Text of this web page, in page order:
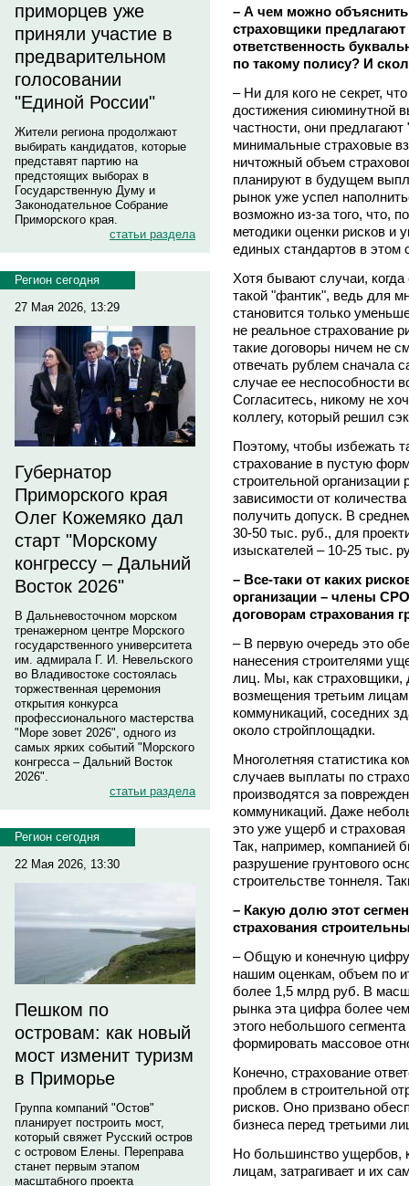
приморцев уже
приняли участие в
предварительном
голосовании
"Единой России"
Жители региона продолжают
выбирать кандидатов, которые
представят партию на
предстоящих выборах в
Государственную Думу и
Законодательное Собрание
Приморского края.
статьи раздела
Регион сегодня
27 Мая 2026, 13:29
Губернатор
Приморского края
Олег Кожемяко дал
старт "Морскому
конгрессу – Дальний
Восток 2026"
В Дальневосточном морском
тренажерном центре Морского
государственного университета
им. адмирала Г. И. Невельского
во Владивостоке состоялась
торжественная церемония
открытия конкурса
профессионального мастерства
"Море зовет 2026", одного из
самых ярких событий "Морского
конгресса – Дальний Восток
2026".
статьи раздела
Регион сегодня
22 Мая 2026, 13:30
Пешком по
островам: как новый
мост изменит туризм
в Приморье
Группа компаний "Остов"
планирует построить мост,
который свяжет Русский остров
с островом Елены. Переправа
станет первым этапом
масштабного проекта
– А чем можно объяснить
страховщики
ответственность
по такому полису? И
– Ни для кого не секрет,
достижения сиюминутной
частности, они
минимальные страховые
ничтожный объем
планируют в будущем
рынок уже успел
возможно из-за того, что,
методики оценки рисков и
единых стандартов в этом
Хотя бывают случаи, когда
такой "фантик", ведь для
становится только
не реальное страхование
такие договоры ничем не
отвечать рублем сначала
случае ее неспособности
Согласитесь, никому не
коллегу, который решил
Поэтому, чтобы избежать
страхование в пустую
строительной
зависимости от
получить допуск. В
30-50 тыс. руб., для
изыскателей – 10-25 тыс.
– Все-таки от каких
организации – члены
договорам страхования
– В первую очередь это
нанесения строителями
лиц. Мы, как страховщики,
возмещения третьим
коммуникаций, соседних
около стройплощадки.
Многолетняя статистика
случаев выплаты по
производятся за
коммуникаций. Даже
это уже ущерб и
Так, например, компанией
разрушение грунтового
строительстве тоннеля.
– Какую долю этот
страхования
– Общую и конечную цифру
нашим оценкам, объем по
более 1,5 млрд руб. В
рынка эта цифра более
этого небольшого
формировать массовое
Конечно, страхование
проблем в строительной
рисков. Оно призвано
бизнеса перед третьими
Но большинство ущербов,
лицам, затрагивает и их